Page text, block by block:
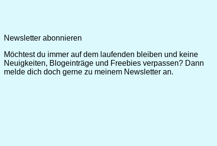
Newsletter abonnieren
Möchtest du immer auf dem laufenden bleiben und keine
Neuigkeiten, Blogeinträge und Freebies verpassen? Dann
melde dich doch gerne zu meinem Newsletter an.